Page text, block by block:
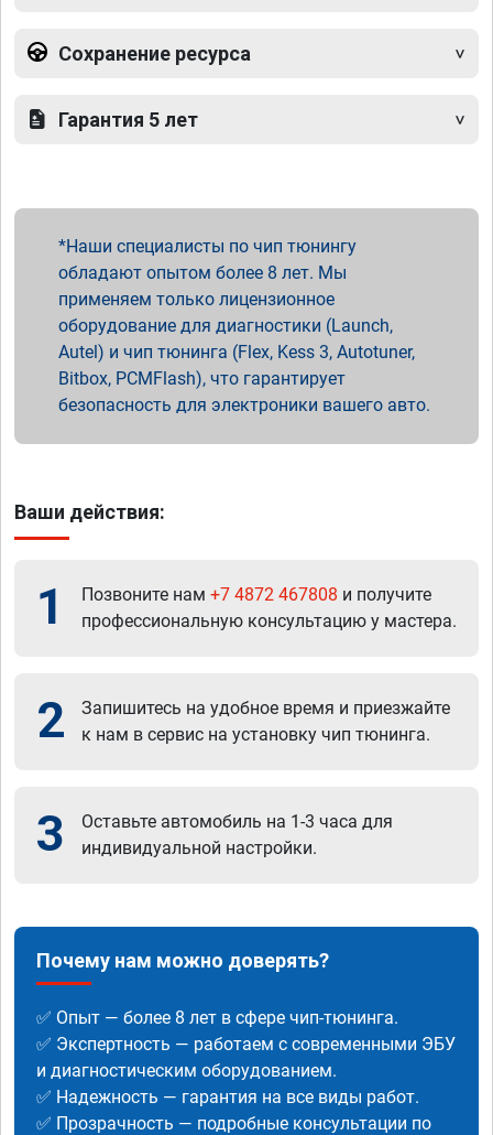
Сохранение ресурса
Гарантия 5 лет
Наши специалисты по чип тюнингу
обладают опытом более 8 лет. Мы
применяем только лицензионное
оборудование для диагностики (Launch,
Autel) и чип тюнинга (Flex, Kess 3, Autotuner,
Bitbox, PCMFlash), что гарантирует
безопасность для электроники вашего авто.
Ваши действия:
1 Позвоните нам +7 4872 467808 и получите
профессиональную консультацию у мастера.
2
Запишитесь на удобное время и приезжайте
к нам в сервис на установку чип тюнинга.
3
Оставьте автомобиль на 1-3 часа для
индивидуальной настройки.
Почему нам можно доверять?
✅ Опыт — более 8 лет в сфере чип-тюнинга.
✅ Экспертность — работаем с современными ЭБУ
и диагностическим оборудованием.
✅ Надежность — гарантия на все виды работ.
✅ Прозрачность — подробные консультации по